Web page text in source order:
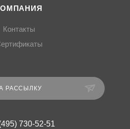
Контакты
РАССЫЛКУ
730-52-51